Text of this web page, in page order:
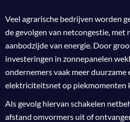
Veel agrarische bedrijven worden
de gevolgen van netcongestie, met
aanbodzijde van energie. Door
investeringen in zonnepanelen
ondernemers vaak meer duurzame
elektriciteitsnet op piekmomenten
Als gevolg hiervan schakelen
afstand omvormers uit of